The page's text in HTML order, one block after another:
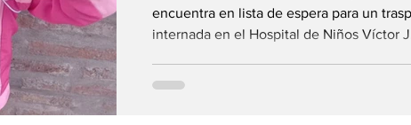
encuentra en lista de espera para un
internada en el Hospital de Niños Víctor